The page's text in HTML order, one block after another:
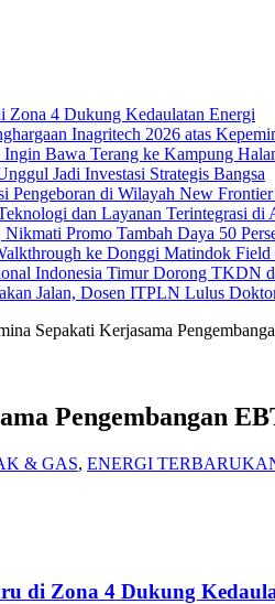
4 Dukung Kedaulatan Energi
Inagritech 2026 atas
Bawa Terang ke Kampung
Jadi Investasi Strategis Bangsa
Pengeboran di Wilayah New
dan Layanan Terintegrasi di
Promo Tambah Daya 50
ke Donggi Matindok
Indonesia Timur Dorong TKDN
Jalan, Dosen ITPLN Lulus
Sepakati Kerjasama
Pengembangan
& GAS, ENERGI
di Zona 4 Dukung